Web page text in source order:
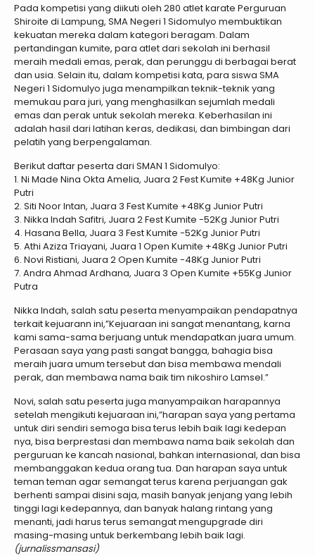
Pada kompetisi yang diikuti oleh 280 atlet karate Perguruan
Shiroite di Lampung, SMA Negeri 1 Sidomulyo membuktikan
kekuatan mereka dalam kategori beragam. Dalam
pertandingan kumite, para atlet dari sekolah ini berhasil
meraih medali emas, perak, dan perunggu di berbagai berat
dan usia. Selain itu, dalam kompetisi kata, para siswa SMA
Negeri 1 Sidomulyo juga menampilkan teknik-teknik yang
memukau para juri, yang menghasilkan sejumlah medali
emas dan perak untuk sekolah mereka. Keberhasilan ini
adalah hasil dari latihan keras, dedikasi, dan bimbingan dari
pelatih yang berpengalaman.
Berikut daftar peserta dari SMAN 1 Sidomulyo:
1. Ni Made Nina Okta Amelia, Juara 2 Fest Kumite +48Kg Junior
Putri
2. Siti Noor Intan, Juara 3 Fest Kumite +48Kg Junior Putri
3. Nikka Indah Safitri, Juara 2 Fest Kumite -52Kg Junior Putri
4. Hasana Bella, Juara 3 Fest Kumite -52Kg Junior Putri
5. Athi Aziza Triayani, Juara 1 Open Kumite +48Kg Junior Putri
6. Novi Ristiani, Juara 2 Open Kumite -48Kg Junior Putri
7. Andra Ahmad Ardhana, Juara 3 Open Kumite +55Kg Junior
Putra
Nikka Indah, salah satu peserta menyampaikan pendapatnya
terkait kejuarann ini,”Kejuaraan ini sangat menantang, karna
kami sama-sama berjuang untuk mendapatkan juara umum.
Perasaan saya yang pasti sangat bangga, bahagia bisa
meraih juara umum tersebut dan bisa membawa mendali
perak, dan membawa nama baik tim nikoshiro Lamsel.”
Novi, salah satu peserta juga manyampaikan harapannya
setelah mengikuti kejuaraan ini,”harapan saya yang pertama
untuk diri sendiri semoga bisa terus lebih baik lagi kedepan
nya, bisa berprestasi dan membawa nama baik sekolah dan
perguruan ke kancah nasional, bahkan internasional, dan bisa
membanggakan kedua orang tua. Dan harapan saya untuk
teman teman agar semangat terus karena perjuangan gak
berhenti sampai disini saja, masih banyak jenjang yang lebih
tinggi lagi kedepannya, dan banyak halang rintang yang
menanti, jadi harus terus semangat mengupgrade diri
masing-masing untuk berkembang lebih baik lagi.
(jurnalissmansasi)